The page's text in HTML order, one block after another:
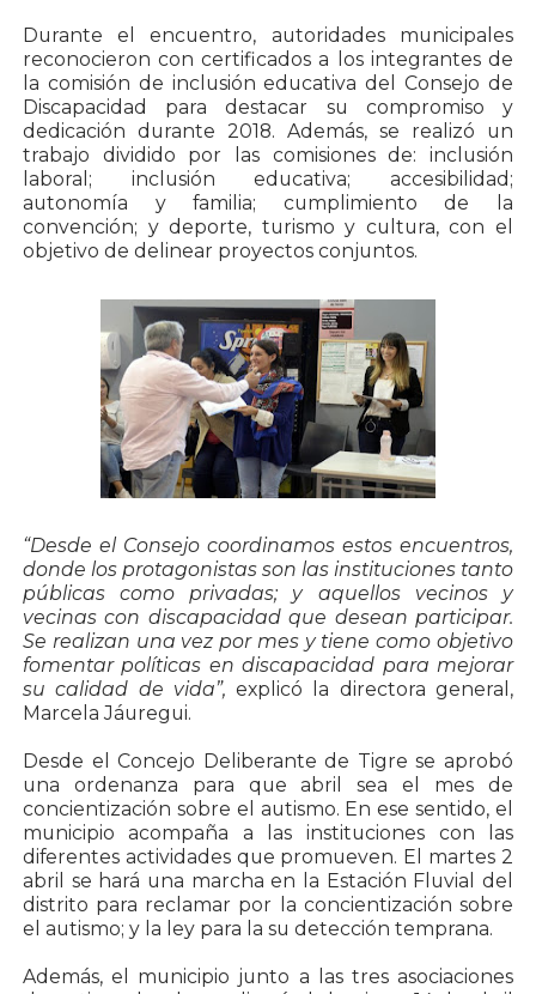
Durante el encuentro, autoridades municipales
reconocieron con certificados a los integrantes de
la comisión de inclusión educativa del Consejo de
Discapacidad para destacar su compromiso y
dedicación durante 2018. Además, se realizó un
trabajo dividido por las comisiones de: inclusión
laboral; inclusión educativa; accesibilidad;
autonomía y familia; cumplimiento de la
convención; y deporte, turismo y cultura, con el
objetivo de delinear proyectos conjuntos.
“Desde el Consejo coordinamos estos encuentros,
donde los protagonistas son las instituciones tanto
públicas como privadas; y aquellos vecinos y
vecinas con discapacidad que desean participar.
Se realizan una vez por mes y tiene como objetivo
fomentar políticas en discapacidad para mejorar
su calidad de vida”, explicó la directora general,
Marcela Jáuregui.
Desde el Concejo Deliberante de Tigre se aprobó
una ordenanza para que abril sea el mes de
concientización sobre el autismo. En ese sentido, el
municipio acompaña a las instituciones con las
diferentes actividades que promueven. El martes 2
abril se hará una marcha en la Estación Fluvial del
distrito para reclamar por la concientización sobre
el autismo; y la ley para la su detección temprana.
Además, el municipio junto a las tres asociaciones